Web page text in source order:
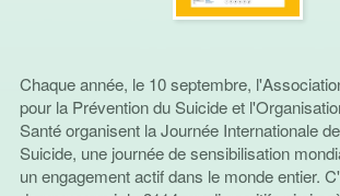
Chaque année, le 10 septembre,
pour la Prévention du Suicide et
Santé organisent la Journée Internationale
Suicide, une journée de sensibilisation
un engagement actif dans le monde entier.